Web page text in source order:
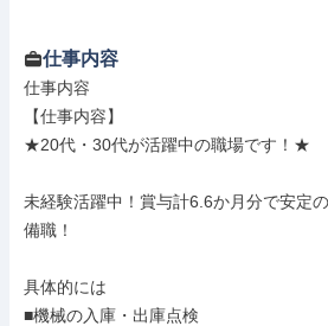
仕事内容
仕事内容
【仕事内容】
★20代・30代が活躍中の職場です！★
未経験活躍中！賞与計6.6か月分で安定
備職！
具体的には
■機械の入庫・出庫点検